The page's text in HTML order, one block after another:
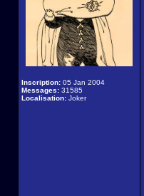
Inscription: 05 Jan 2004
Messages: 31585
Localisation: Joker